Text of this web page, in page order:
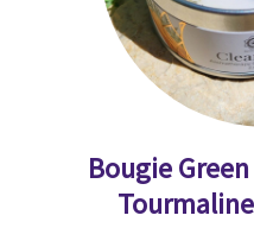
Bougie